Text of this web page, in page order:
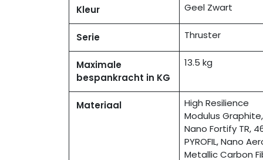
Kleur Geel Zwart
Serie Thruster
Maximale
bespankracht in KG
13.5 kg
Materiaal
High Resilience
Modulus Graphite,
Nano Fortify TR,
PYROFIL, Nano
Metallic Carbon